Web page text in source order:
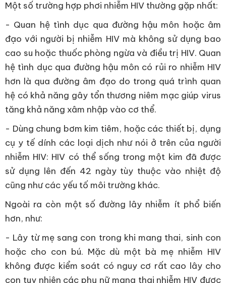
Một số trường hợp phơi nhiễm HIV thường gặp nhất:
- Quan hệ tình dục qua đường hậu môn hoặc âm
đạo với người bị nhiễm HIV mà không sử dụng bao
cao su hoặc thuốc phòng ngừa và điều trị HIV. Quan
hệ tình dục qua đường hậu môn có rủi ro nhiễm HIV
hơn là qua đường âm đạo do trong quá trình quan
hệ có khả năng gây tổn thương niêm mạc giúp virus
tăng khả năng xâm nhập vào cơ thể.
- Dùng chung bơm kim tiêm, hoặc các thiết bị, dụng
cụ y tế dính các loại dịch như nói ở trên của người
nhiễm HIV: HIV có thể sống trong một kim đã được
sử dụng lên đến 42 ngày tùy thuộc vào nhiệt độ
cũng như các yếu tố môi trường khác.
Ngoài ra còn một số đường lây nhiễm ít phổ biến
hơn, như:
- Lây từ mẹ sang con trong khi mang thai, sinh con
hoặc cho con bú. Mặc dù một bà mẹ nhiễm HIV
không được kiểm soát có nguy cơ rất cao lây cho
con tuy nhiên các phụ nữ mang thai nhiễm HIV được